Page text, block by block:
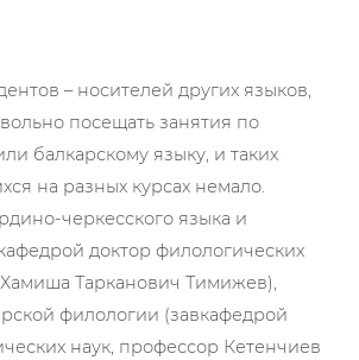
– носителей других языков,
посещать занятия по
балкарскому языку, и таких
на разных курсах немало.
черкесского языка и
доктор филологических
Тарканович Тимижев),
филологии (завкафедрой
наук, профессор Кетенчиев